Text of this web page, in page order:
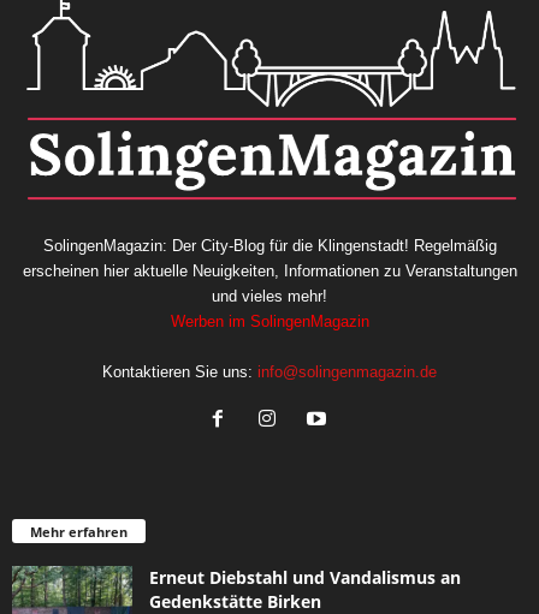
SolingenMagazin: Der City-Blog für die Klingenstadt! Regelmäßig
erscheinen hier aktuelle Neuigkeiten, Informationen zu Veranstaltungen
und vieles mehr!
Werben im SolingenMagazin
Kontaktieren Sie uns: info@solingenmagazin.de
Mehr erfahren
Erneut Diebstahl und Vandalismus an
Gedenkstätte Birken